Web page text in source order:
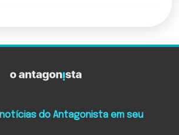
do Antagonista em seu